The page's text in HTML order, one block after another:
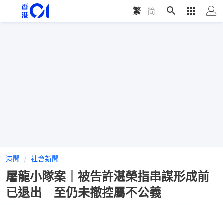
繁 简
港聞 社會新聞
屠龍小隊案｜被告許湛榮指串謀形成前
已退出 至仍未撤控屬不公義